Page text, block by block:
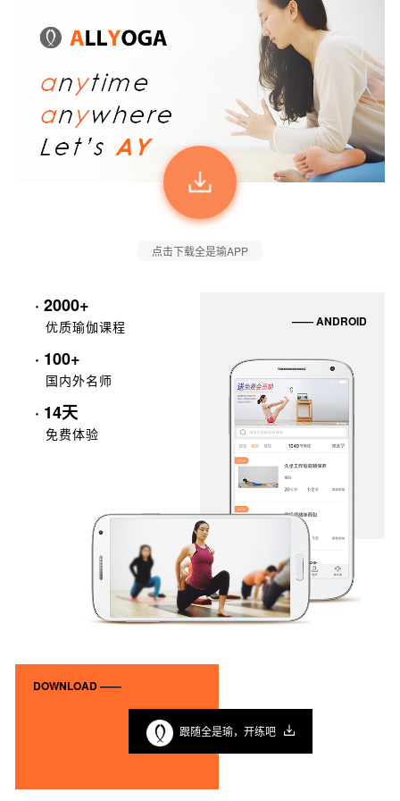
点击下载全是瑜APP
· 2000+
优质瑜伽课程
· 100+
国内外名师
· 14天
免费体验
—— ANDROID
DOWNLOAD ——
跟随全是瑜，开练吧